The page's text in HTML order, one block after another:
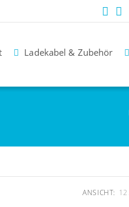
Ladekabel & Zubehör
ANSICHT: 12